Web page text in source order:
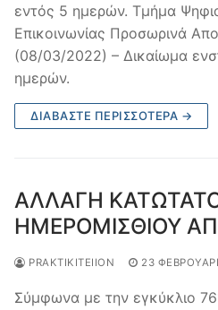
εντός 5 ημερών. Τμήμα
Επικοινωνίας Προσωρινά
(08/03/2022) – Δικαίωμα
ημερών.
ΔΙΑΒΆΣΤΕ ΠΕΡΙΣΣΌΤΕΡΑ →
ΑΛΛΑΓΗ
ΗΜΕΡΟΜΙΣΘΙΟΥ
PRAKTIKITEIION 23
Σύμφωνα με την εγκύκλιο